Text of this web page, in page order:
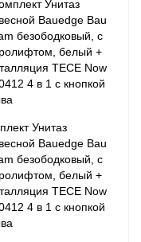
Унитаз
Bauedge Bau
безободковый, с
белый +
TECE Now
4 в 1 с кнопкой